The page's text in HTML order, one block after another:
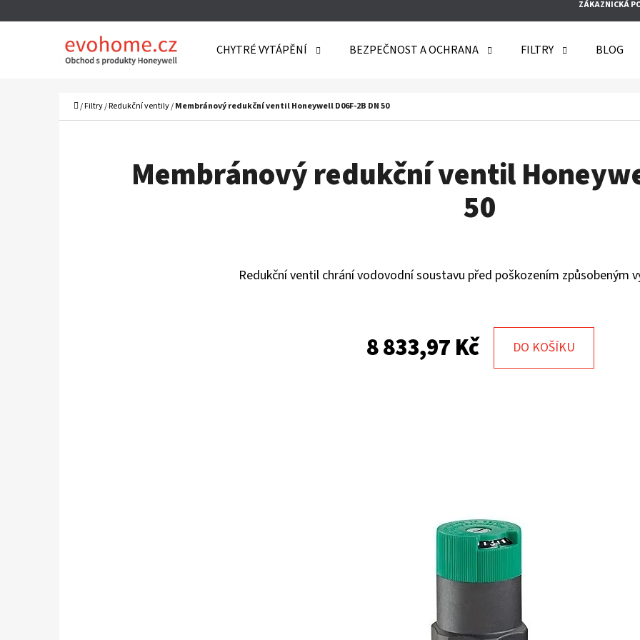
ZÁKAZNICKÁ
CHYTRÉ VYTÁPĚNÍ BEZPEČNOST A OCHRANA FILTRY BLOG
Domů
/Filtry/Redukční ventily/Membránový redukční ventil Honeywell D06F-2B DN 50
Membránový redukční ventil
50
Redukční ventil chrání vodovodní soustavu před poškozením způsobeným
8 833,97 Kč DO KOŠÍKU
DOPORUČUJEME